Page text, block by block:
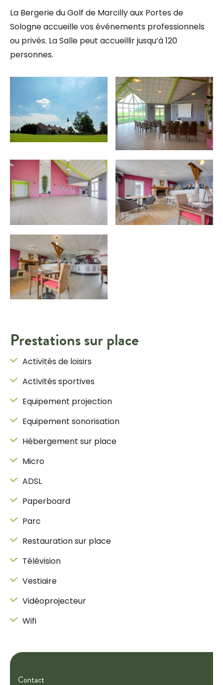
La Bergerie du Golf de Marcilly aux Portes de
Sologne accueille vos événements professionnels
ou privés. La Salle peut accueillir jusqu’à 120
personnes.
Prestations sur place
Activités de loisirs
Activités sportives
Equipement projection
Equipement sonorisation
Hébergement sur place
Micro
ADSL
Paperboard
Parc
Restauration sur place
Télévision
Vestiaire
Vidéoprojecteur
Wifi
Contact